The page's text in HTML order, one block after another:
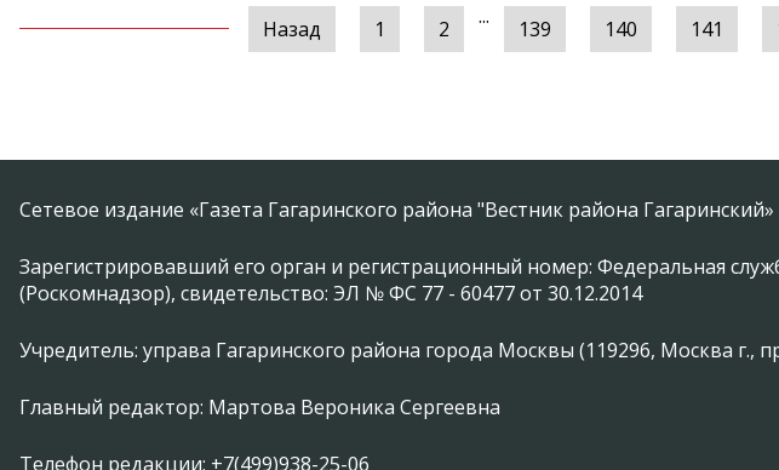
Назад 1 2 ... 139 140 141
Сетевое издание «Газета Гагаринского района "Вестник района Гагаринский»
Зарегистрировавший его орган и регистрационный номер: Федеральная
(Роскомнадзор), свидетельство: ЭЛ № ФС 77 - 60477 от 30.12.2014
Учредитель: управа Гагаринского района города Москвы (119296, Москва г.,
Главный редактор: Мартова Вероника Сергеевна
Телефон редакции: +7(499)938-25-06